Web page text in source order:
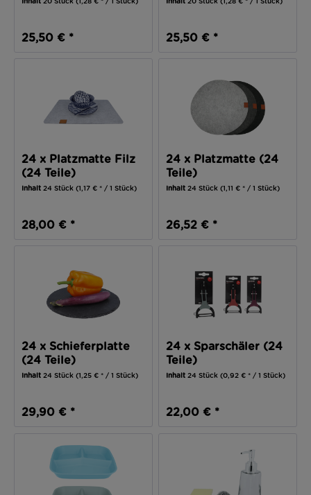
25,50 € * 25,50 € *
24 x Platzmatte Filz
(24 Teile)
Inhalt24 Stück(1,17 € * / 1 Stück)
28,00 € *
24 x Platzmatte (24
Teile)
Inhalt24 Stück(1,11 € * / 1 Stück)
26,52 € *
24 x Schieferplatte
(24 Teile)
Inhalt24 Stück(1,25 € * / 1 Stück)
29,90 € *
24 x Sparschäler (24
Teile)
Inhalt24 Stück(0,92 € * / 1 Stück)
22,00 € *